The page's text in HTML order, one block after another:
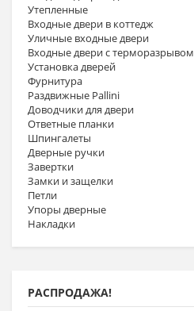
Утепленные
Входные двери в коттедж
Уличные входные двери
Входные двери с терморазрывом
Установка дверей
Фурнитура
Раздвижные Pallini
Доводчики для двери
Ответные планки
Шпингалеты
Дверные ручки
Завертки
Замки и защелки
Петли
Упоры дверные
Накладки
РАСПРОДАЖА!